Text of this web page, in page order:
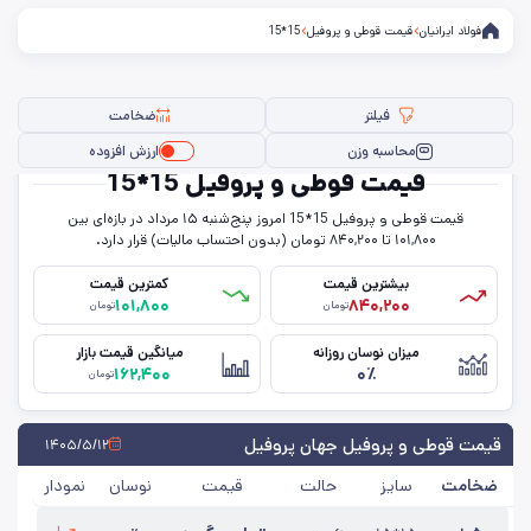
فولاد ایرانیان قیمت قوطی و پروفیل 15*15
فیلتر ها
ضخامت
حذف تمامی فیلترها
فیلتر
ضخامت
محاسبه وزن
ارزش افزوده
قیمت قوطی و پروفیل 15*15
قیمت قوطی و پروفیل 15*15 امروز پنج‌شنبه ۱۵ مرداد در بازه‌ای بین
۱۰۱,۸۰۰ تا ۸۴۰,۲۰۰ تومان (بدون احتساب مالیات) قرار دارد.
بیشترین قیمت
۸۴۰,۲۰۰تومان
کمترین قیمت
۱۰۱,۸۰۰تومان
میزان نوسان روزانه
۰٪
میانگین قیمت بازار
۱۶۲,۴۰۰تومان
قیمت قوطی و پروفیل جهان پروفیل ۱۴۰۵/۵/۱۲
ضخامت سایز حالت قیمت نوسان نمودار